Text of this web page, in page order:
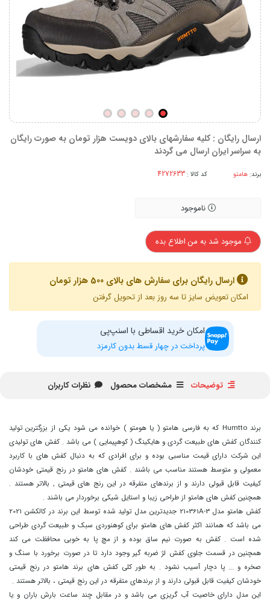
ارسال رایگان : کلیه سفارشهای بالای دویست هزار تومان به صورت رایگان
به سراسر ایران ارسال می گردند
برند: هامتو کد کالا :
ناموجود
موجود شد به من اطلاع بده
ارسال رایگان برای سفارش های بالای 500 هزار تومان
امکان تعویض سایز تا سه روز بعد از تحویل گرفتن
امکان خرید اقساطی با اسنپ‌پی
پرداخت در چهار قسط بدون کارمزد
توضیحات مشخصات محصول نظرات کاربران
برند Humtto که به فارسی هامتو ( یا هومتو ) خوانده می شود یکی از بزرگترین تولید
کنندگان کفش های طبیعت گردی و هایکینگ ( کوهپیمایی ) می باشد . کفش های تولیدی
این شرکت دارای قیمت مناسبی بوده و برای افرادی که به دنبال کفش های با کاربرد
معمولی و متوسط هستند مناسب می باشند . کفش های هامتو در رنج قیمتی خودشان
کیفیت قابل قبولی دارند و از برندهای متفرقه در این رنج های قیمتی , بالاتر هستند .
همچنین کفش های هامتو از طراحی زیبا و استایل شیکی برخوردار می باشند .
کفش هامتو مدل 210361A-3 جدیدترین مدل تولید شده توسط این برند در کالکشن 2021
می باشد که همانند اکثر کفش های هامتو برای کوهنوردی سبک و طبیعت گردی طراحی
شده است . کفش به صورت نیم ساق بوده و از مچ پا به خوبی محافظت می کند
همچنین در قسمت جلوی کفش لژ ضربه گیر وجود دارد تا در صورت برخورد با سنگ و
صخره و ... پا دچار آسیب نشود . به طور کلی کفش های برند هامتو در رنج قیمتی
خودشان کیفیت قابل قبولی دارند و از برندهای متفرقه در این رنج قیمتی ، بالاتر هستند .
این مدل دارای خاصیت آب گریزی می باشد و در مقابل چند ساعت بارش باران و یا